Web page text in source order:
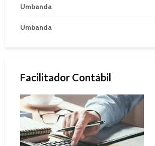
Umbanda
Umbanda
Facilitador Contábil